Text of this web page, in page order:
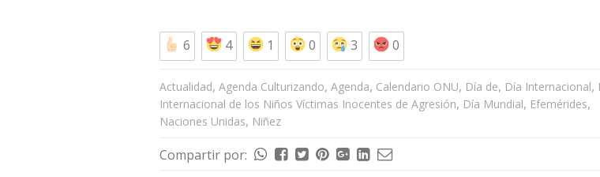
6 4 1 0 3 0
Actualidad, Agenda Culturizando, Agenda, Calendario ONU, Día de, Día Internacional,
Internacional de los Niños Víctimas Inocentes de Agresión, Día Mundial, Efemérides,
Naciones Unidas, Niñez
Compartir por: